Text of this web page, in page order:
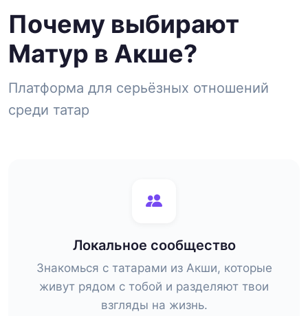
Почему выбирают
Матур в Акше?
Платформа для серьёзных отношений
среди татар
Локальное сообщество
Знакомься с татарами из Акши, которые
живут рядом с тобой и разделяют твои
взгляды на жизнь.